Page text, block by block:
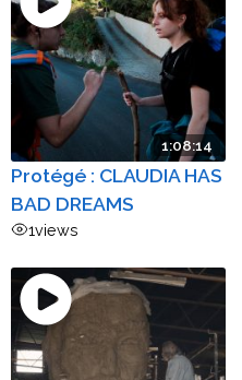
1:08:14
Protégé : CLAUDIA HAS
BAD DREAMS
1views